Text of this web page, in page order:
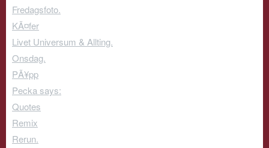
Fredagsfoto.
KÃ¤fer
Livet Universum & Allting.
Onsdag.
PÃ¥pp
Pecka says:
Quotes
Remix
Rerun.